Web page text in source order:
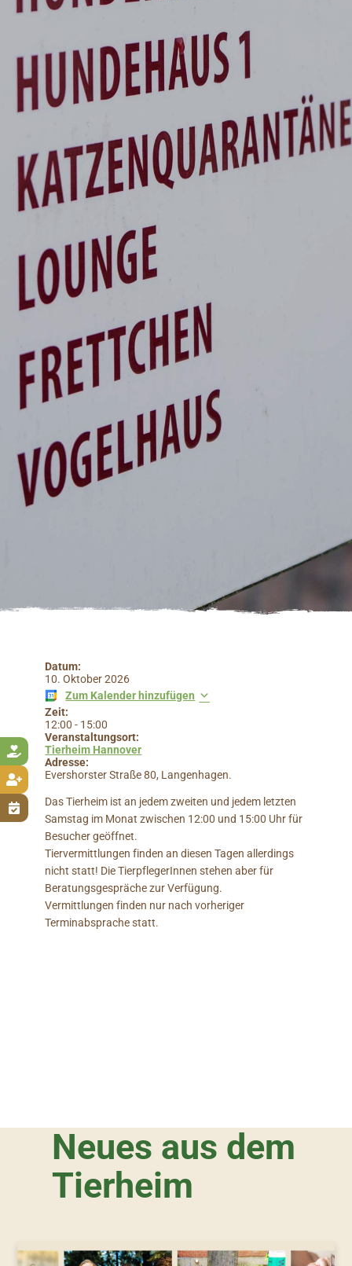



Datum:
10. Oktober 2026
Zum Kalender hinzufügen
Zeit:
12:00 - 15:00
Veranstaltungsort:
Tierheim Hannover
Adresse:
Evershorster Straße 80, Langenhagen.
Das Tierheim ist an jedem zweiten und jedem letzten
Samstag im Monat zwischen 12:00 und 15:00 Uhr für
Besucher geöffnet.
Tiervermittlungen finden an diesen Tagen allerdings
nicht statt! Die TierpflegerInnen stehen aber für
Beratungsgespräche zur Verfügung.
Vermittlungen finden nur nach vorheriger
Terminabsprache statt.
Neues aus dem
Tierheim